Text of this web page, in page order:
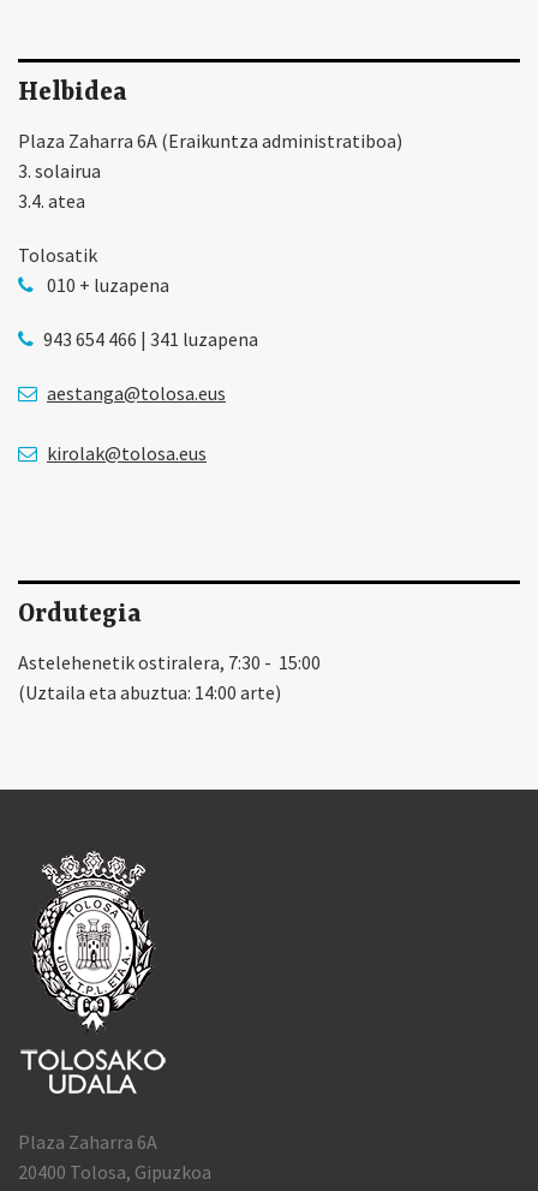
Helbidea
Plaza Zaharra 6A (Eraikuntza administratiboa)
3. solairua
3.4. atea
Tolosatik
010 + luzapena
943 654 466 | 341 luzapena
aestanga@tolosa.eus
kirolak@tolosa.eus
Ordutegia
Astelehenetik ostiralera, 7:30 - 15:00
(Uztaila eta abuztua: 14:00 arte)
Plaza Zaharra 6A
20400 Tolosa, Gipuzkoa